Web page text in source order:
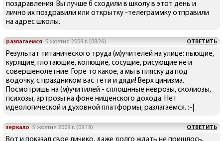
поздравления. Вы лучше б сходили в школу в этот день и
лично их поздравили или открытку -телеграммку отправили
на адрес школы.
разлагаемся 5 жовтня 2009 г. (08:26) ОТВЕТИТЬ
Результат титанического труда (м)учителей на улице: пьющие,
курящие, глотающие, колющие, сосущие, рисующие не и
совершенолетние. Горе то какое, а мы в пляску да под
водочку, с праздником вас тети и дяди! Верх цинизма.
Посмотришь на (м)учитилей - сплошнные неврозы, сколиозы,
психозы, артрозы на фоне нищенского дохода. Нет
идеологической и духовной платформы, разлагаемся. :-|
зеркало 5 жовтня 2009 г. (09:18) ОТВЕТИТЬ